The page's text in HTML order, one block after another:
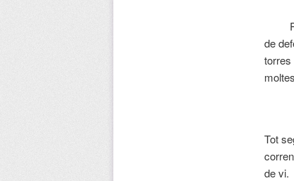
Poc
de
torres
Tot
de vi.